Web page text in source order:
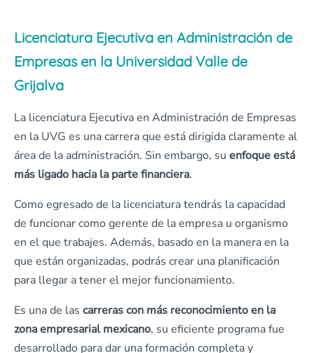
Licenciatura Ejecutiva en Administración de
Empresas en la Universidad Valle de
Grijalva
La licenciatura Ejecutiva en Administración de Empresas
en la UVG es una carrera que está dirigida claramente al
área de la administración. Sin embargo, su enfoque está
más ligado hacia la parte financiera.
Como egresado de la licenciatura tendrás la capacidad
de funcionar como gerente de la empresa u organismo
en el que trabajes. Además, basado en la manera en la
que están organizadas, podrás crear una planificación
para llegar a tener el mejor funcionamiento.
Es una de las carreras con más reconocimiento en la
zona empresarial mexicano, su eficiente programa fue
desarrollado para dar una formación completa y